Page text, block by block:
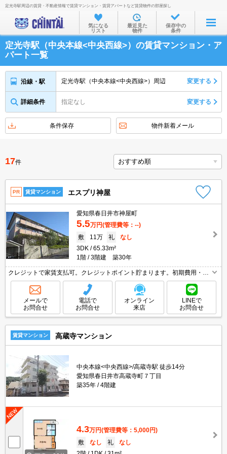
お部屋を探す
沿線・駅から
住所から
家賃相場から
不動産会社から
定光寺駅周辺の賃貸・不動産情報で賃貸マンション・賃貸アパートなど賃貸物件の部屋探し
気になる
リスト
最近見た
物件
保存中の
条件
定光寺駅（中央本線<中央西線>）の賃貸マンション・ア
パート一覧
沿線・駅 定光寺駅（中央本線<中央西線>）周辺 変更する
詳細条件 指定なし 変更する
条件保存 物件新着メール
17件
PR 賃貸マンション エスプリ神屋
愛知県春日井市神屋町
5.5万円(管理費等：--)
敷
11万 礼
なし
3DK
65.33m²
1階
3階建 築30年
クレジットで家賃支払可。クレジットポイント貯まります。初期費用・家
賃カード払い可。安心の24時間管理。閑静な住宅街。インターネット無
メールで
お問合せ
電話で
お問合せ
オンライン
来店
LINEで
お問合せ
賃貸マンション 高蔵寺マンション
中央本線<中央西線>/高蔵寺駅 徒歩14分
愛知県春日井市高蔵寺町７丁目
築35年
4階建
4.3万円(管理費等：5,000円)
敷
なし 礼
なし